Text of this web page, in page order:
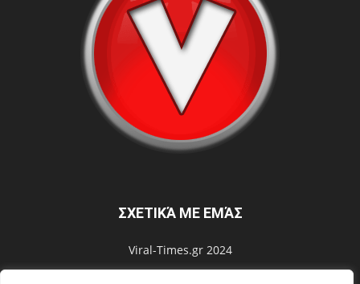
ΣΧΕΤΙΚΆ ΜΕ ΕΜΆΣ
Viral-Times.gr 2024